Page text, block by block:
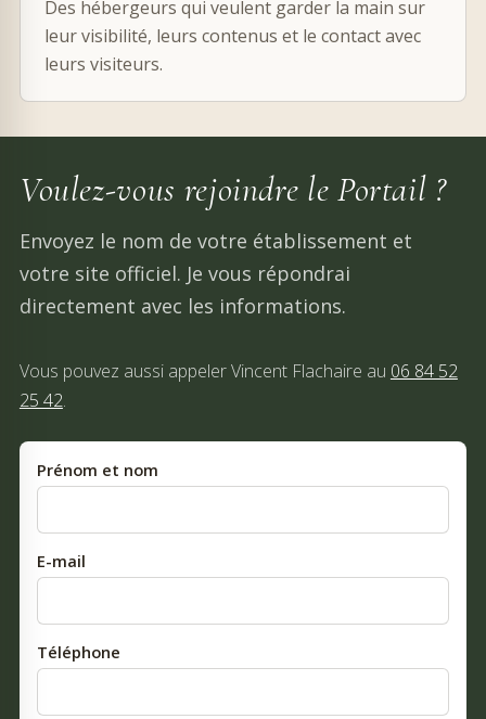
Des hébergeurs qui veulent garder la main sur
leur visibilité, leurs contenus et le contact avec
leurs visiteurs.
Voulez-vous rejoindre le Portail ?
Envoyez le nom de votre établissement et
votre site officiel. Je vous répondrai
directement avec les informations.
Vous pouvez aussi appeler Vincent Flachaire au 06 84 52
25 42.
Prénom et nom
E-mail
Téléphone